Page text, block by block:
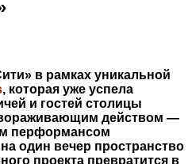
в рамках уникальной
, которая уже успела
и гостей столицы
действом —
перформансом
один вечер пространство
проекта превратится в